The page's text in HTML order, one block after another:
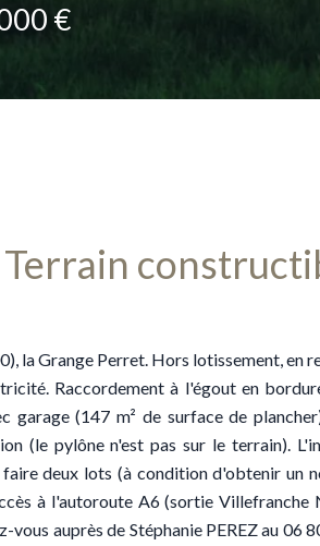
€
la Grange Perret. Hors lotissement, en
Raccordement à l'égout en
garage (147 m² de surface de
(le pylône n'est pas sur le terrain).
deux lots (à condition d'obtenir un
à l'autoroute A6 (sortie
vous auprès de Stéphanie PEREZ au